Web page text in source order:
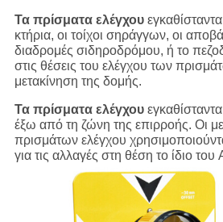
Τα πρίσματα ελέγχου
κτήρια, οι τοίχοι σηράγγων, οι
διαδρομές σιδηροδρόμου, ή το
στις θέσεις του ελέγχου των
μετακίνηση της δομής.
Τα πρίσματα ελέγχου
έξω από τη ζώνη της επιρροής. Οι
πρισμάτων ελέγχου
για τις αλλαγές στη θέση το ίδιο του